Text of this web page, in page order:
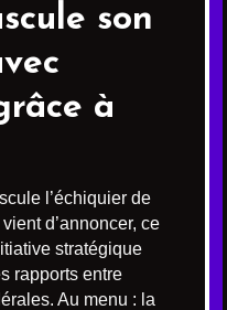
son
à
l’échiquier de
d’annoncer, ce
stratégique
rapports entre
Au menu : la